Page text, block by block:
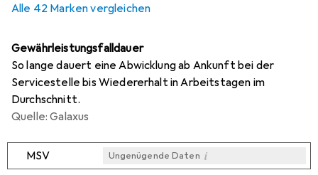
Alle 42 Marken vergleichen
Gewährleistungsfalldauer
So lange dauert eine Abwicklung ab Ankunft bei der
Servicestelle bis Wiedererhalt in Arbeitstagen im
Durchschnitt.
Quelle: Galaxus
MSV Ungenügende Daten i